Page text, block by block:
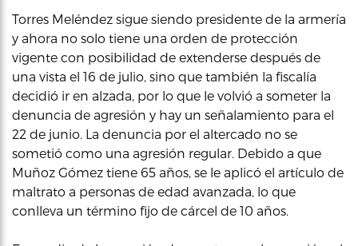
Torres Meléndez sigue siendo presidente de la armería
y ahora no solo tiene una orden de protección
vigente con posibilidad de extenderse después de
una vista el 16 de julio, sino que también la fiscalía
decidió ir en alzada, por lo que le volvió a someter la
denuncia de agresión y hay un señalamiento para el
22 de junio. La denuncia por el altercado no se
sometió como una agresión regular. Debido a que
Muñoz Gómez tiene 65 años, se le aplicó el artículo de
maltrato a personas de edad avanzada, lo que
conlleva un término fijo de cárcel de 10 años.